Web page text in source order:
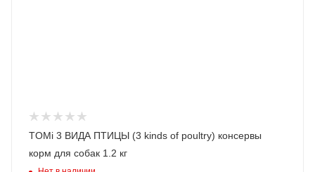
TOMi 3 ВИДА ПТИЦЫ (3 kinds of poultry) консервы
корм для собак 1.2 кг